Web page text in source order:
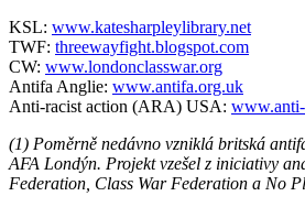
KSL: www.katesharpleylibrary.net
TWF: threewayfight.blogspot.com
CW: www.londonclasswar.org
Antifa Anglie: www.antifa.org.uk
Anti-racist action (ARA) USA:
(1) Poměrně nedávno vzniklá britská
AFA Londýn. Projekt vzešel z iniciativy
Federation, Class War Federation a No